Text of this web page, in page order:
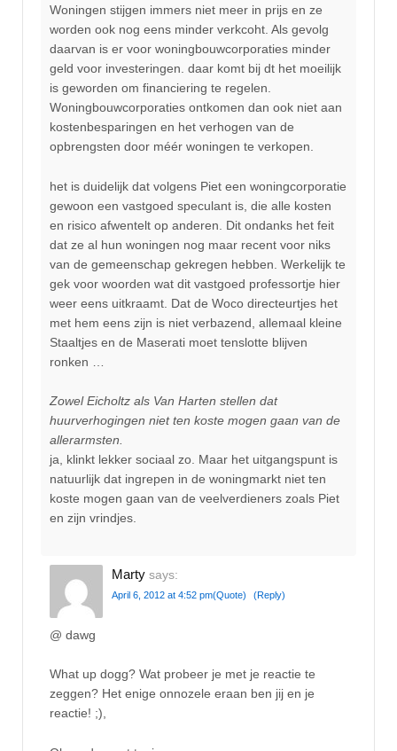
Woningen stijgen immers niet meer in prijs en ze
worden ook nog eens minder verkcoht. Als gevolg
daarvan is er voor woningbouwcorporaties minder
geld voor investeringen. daar komt bij dt het moeilijk
is geworden om financiering te regelen.
Woningbouwcorporaties ontkomen dan ook niet aan
kostenbesparingen en het verhogen van de
opbrengsten door méér woningen te verkopen.
het is duidelijk dat volgens Piet een woningcorporatie
gewoon een vastgoed speculant is, die alle kosten
en risico afwentelt op anderen. Dit ondanks het feit
dat ze al hun woningen nog maar recent voor niks
van de gemeenschap gekregen hebben. Werkelijk te
gek voor woorden wat dit vastgoed professortje hier
weer eens uitkraamt. Dat de Woco directeurtjes het
met hem eens zijn is niet verbazend, allemaal kleine
Staaltjes en de Maserati moet tenslotte blijven
ronken …
Zowel Eicholtz als Van Harten stellen dat
huurverhogingen niet ten koste mogen gaan van de
allerarmsten.
ja, klinkt lekker sociaal zo. Maar het uitgangspunt is
natuurlijk dat ingrepen in de woningmarkt niet ten
koste mogen gaan van de veelverdieners zoals Piet
en zijn vrindjes.
Marty says:
April 6, 2012 at 4:52 pm(Quote) (Reply)
@ dawg
What up dogg? Wat probeer je met je reactie te
zeggen? Het enige onnozele eraan ben jij en je
reactie! ;),